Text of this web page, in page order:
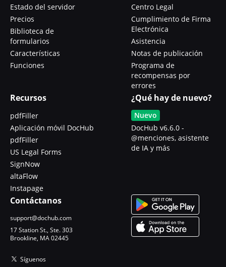
Estado del servidor
Precios
Biblioteca de
formularios
Características
Funciones
Centro Legal
Cumplimiento de Firma
Electrónica
Asistencia
Notas de publicación
Programa de
recompensas por
errores
Recursos
pdfFiller
Aplicación móvil DocHub
pdfFiller
US Legal Forms
SignNow
altaFlow
Instapage
¿Qué hay de nuevo?
Nuevo
DocHub v6.6.0 -
@menciones, asistente
de IA y más
Contáctanos
support@dochub.com
17 Station St., Ste. 303
Brookline, MA 02445
Síguenos